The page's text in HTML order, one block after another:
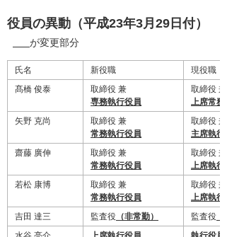
役員の異動（平成23年3月29日付）
が変更部分
氏名 新役職
現役職
髙橋 俊泰
取締役 兼
専務執行役員
取締役 兼
上席常務
矢野 克尚
取締役 兼
常務執行役員
取締役 兼
主席執行
齋藤 廣伸
取締役 兼
常務執行役員
取締役 兼
上席執行
若松 康博
取締役 兼
常務執行役員
取締役 兼
上席執行
吉田 達三
監査役 （非常勤） 監査役